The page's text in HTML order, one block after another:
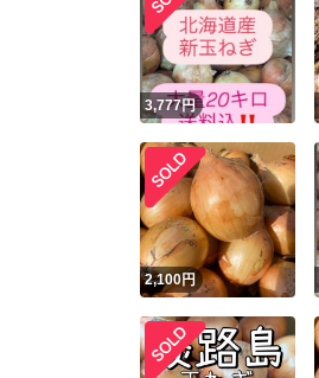
3,777円
2,100円